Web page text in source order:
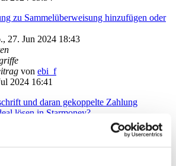
zu Sammelüberweisung hinzufügen oder
27. Jun 2024 18:43
von ebi_f
2024 16:41
und daran gekoppelte Zahlung
lösen in Starmoney?